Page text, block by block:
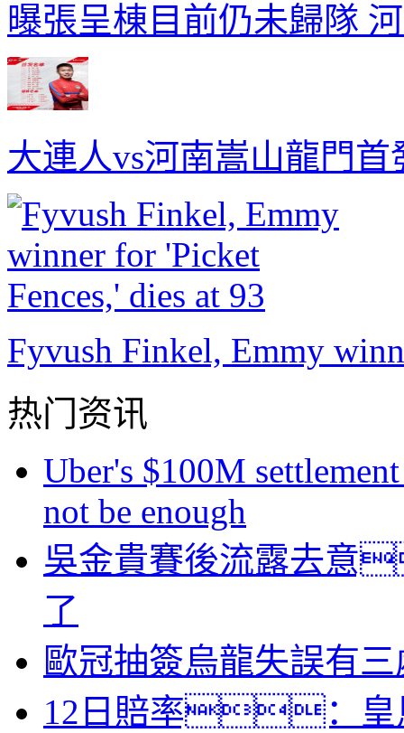
曝張呈棟目前仍未歸隊
大連人vs河南嵩山龍門
Fyvush Finkel, Emmy
热门资讯
Uber's $100M
not be enough
吳金貴賽後流露去意
了
歐冠抽簽烏龍失誤有
12日賠率：皇